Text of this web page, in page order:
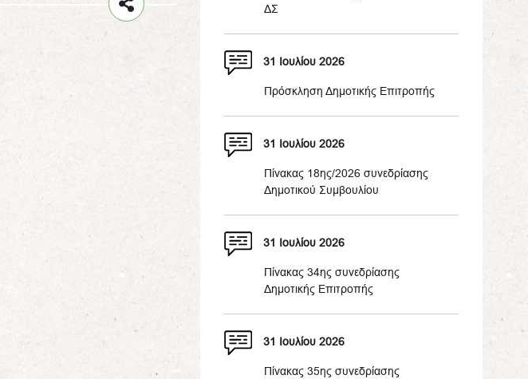
ΔΣ
31 Ιουλίου 2026
Πρόσκληση Δημοτικής Επιτροπής
31 Ιουλίου 2026
Πίνακας 18ης/2026 συνεδρίασης
Δημοτικού Συμβουλίου
31 Ιουλίου 2026
Πίνακας 34ης συνεδρίασης
Δημοτικής Επιτροπής
31 Ιουλίου 2026
Πίνακας 35ης συνεδρίασης